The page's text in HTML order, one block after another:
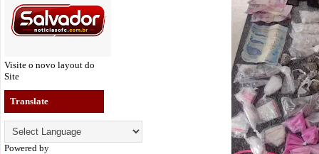
Visite o novo layout do
Site
Translate
Powered by